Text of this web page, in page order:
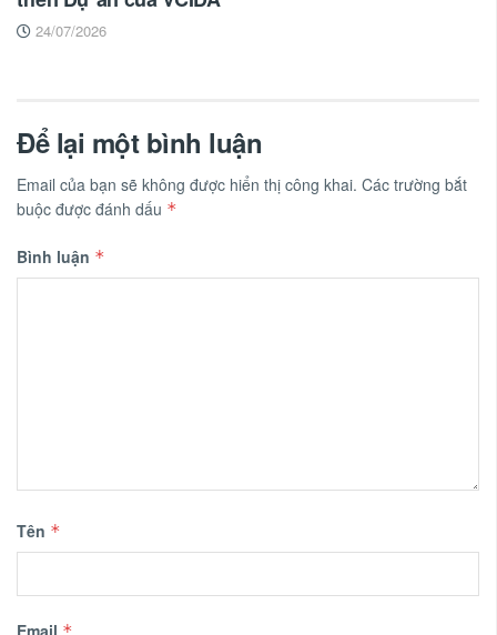
24/07/2026
Để lại một bình luận
Email của bạn sẽ không được hiển thị công khai. Các trường bắt
buộc được đánh dấu *
Bình luận *
Tên *